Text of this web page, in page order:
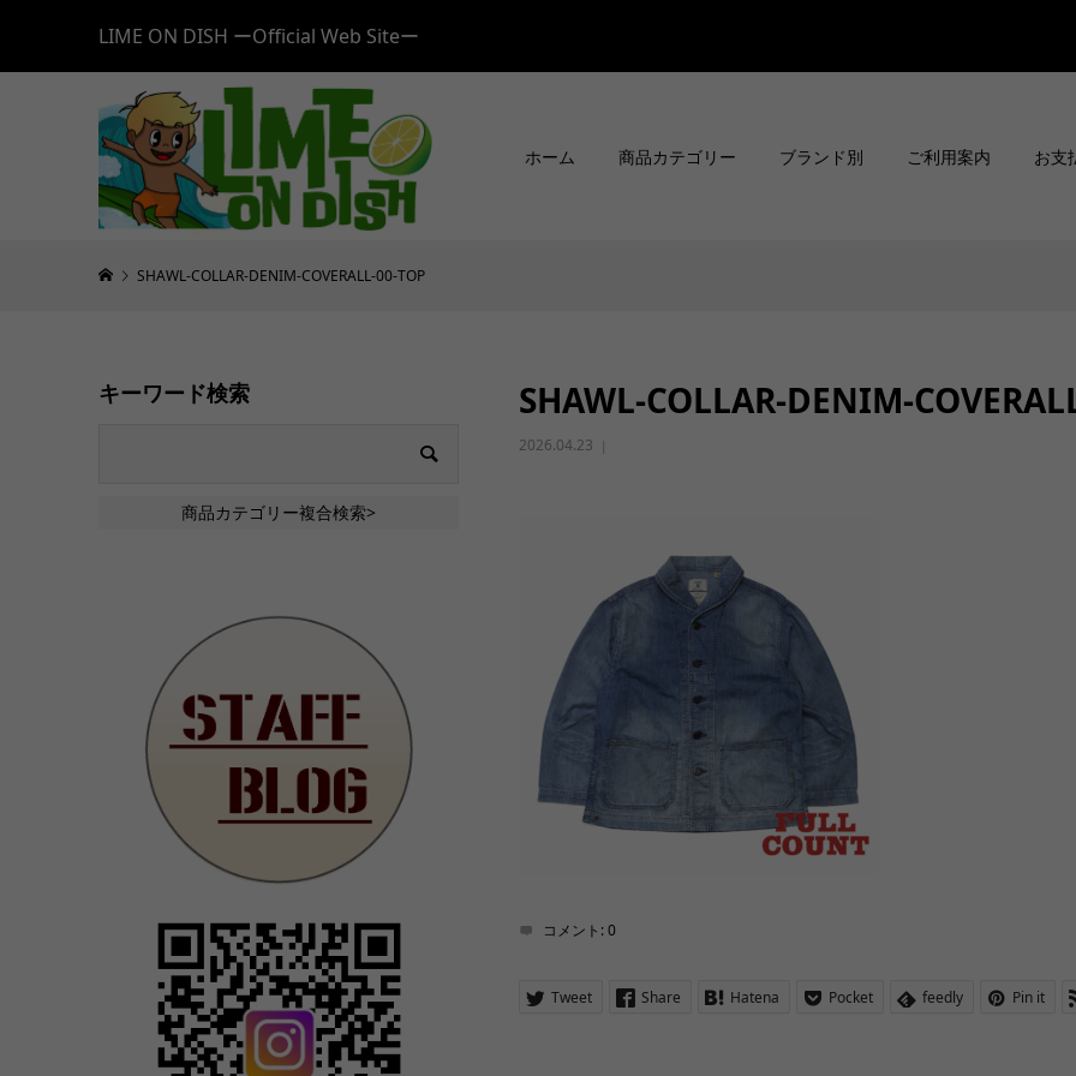
LIME ON DISH ーOfficial Web Siteー
ホーム 商品カテゴリー ブランド別 ご利用案内 お支
SHAWL-COLLAR-DENIM-COVERALL-00-TOP
SHAWL-COLLAR-DENIM-
2026.04.23
コメント:0
Tweet Share Hatena Pocket feedly Pin it
キーワード検索
商品カテゴリー複合検索>